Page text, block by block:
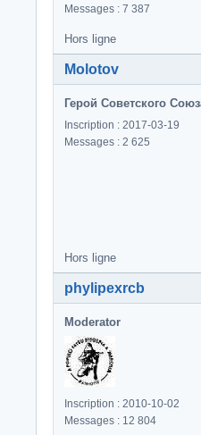
Messages : 7 387
Hors ligne
Molotov
Герой Советского
Inscription : 2017-03-19
Messages : 2 625
Hors ligne
phylipexrcb
Moderator
Inscription : 2010-10-02
Messages : 12 804